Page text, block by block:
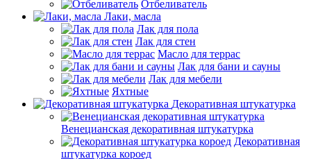
Отбеливатель
Лаки, масла
Лак для пола
Лак для стен
Масло для террас
Лак для бани и сауны
Лак для мебели
Яхтные
Декоративная штукатурка
Венецианская декоративная штукатурка
Декоративная
штукатурка короед